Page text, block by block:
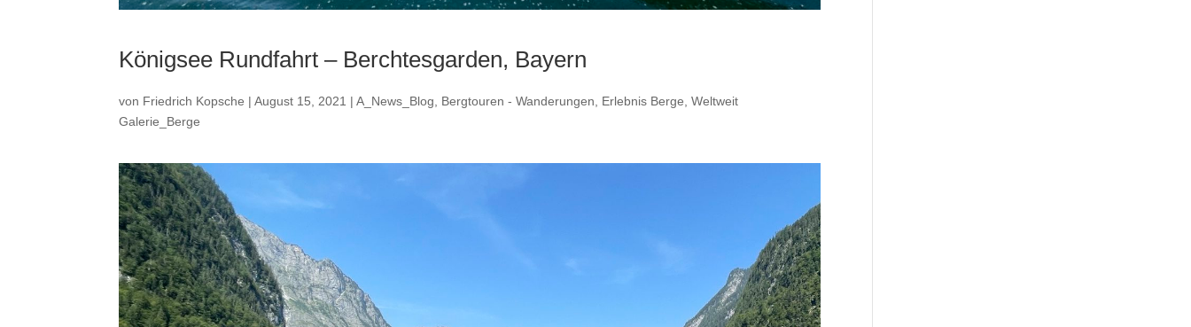
Königsee Rundfahrt – Berchtesgarden, Bayern
von Friedrich Kopsche |August 15, 2021 |A_News_Blog Bergtouren - Wanderungen Erlebnis Berge ,Weltweit
Galerie_Berge